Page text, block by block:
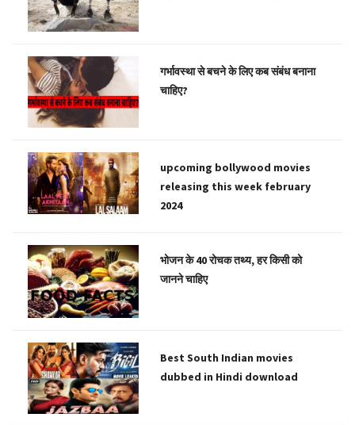
गर्भावस्था से बचने के लिए कब संबंध बनाना
चाहिए?
upcoming bollywood movies
releasing this week february
2024
भोजन के 40 रोचक तथ्य, हर किसी को
जानने चाहिए
Best South Indian movies
dubbed in Hindi download